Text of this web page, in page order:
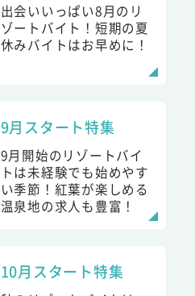
出会いいっぱい8月のリ
ゾートバイト！短期の夏
休みバイトはお早めに！
9月スタート特集
9月開始のリゾートバイ
トは未経験でも始めやす
い季節！紅葉が楽しめる
温泉地の求人も豊富！
10月スタート特集